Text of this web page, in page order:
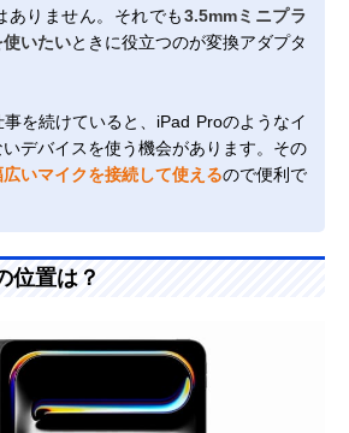
ありません。それでも3.5mmミニプラ
いたいときに役立つのが変換アダプタ
を続けていると、iPad Proのようなイ
デバイスを使う機会があります。その
広いマイクを接続して使えるので便利で
位置は？